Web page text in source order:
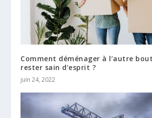
Comment déménager à l’autre
rester sain d’esprit ?
juin 24, 2022